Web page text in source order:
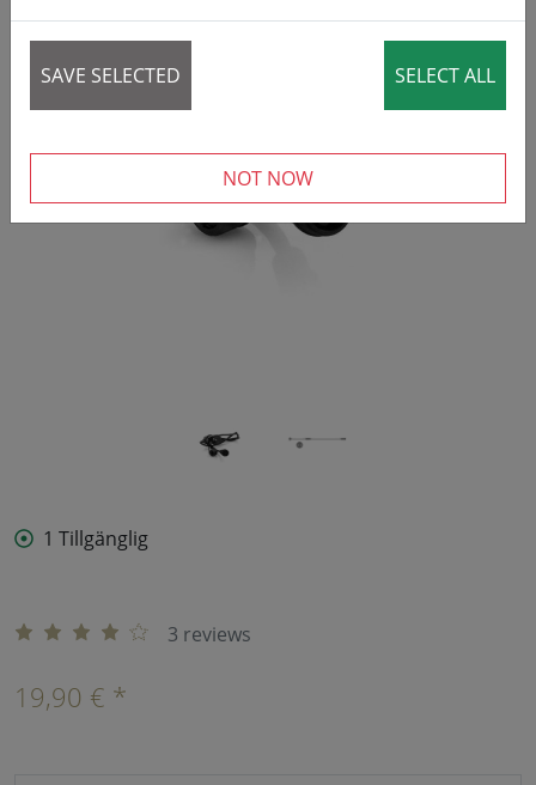
‹ ›
1 Tillgänglig
3 reviews
19,90 € *
SAVE SELECTED SELECT ALL
NOT NOW